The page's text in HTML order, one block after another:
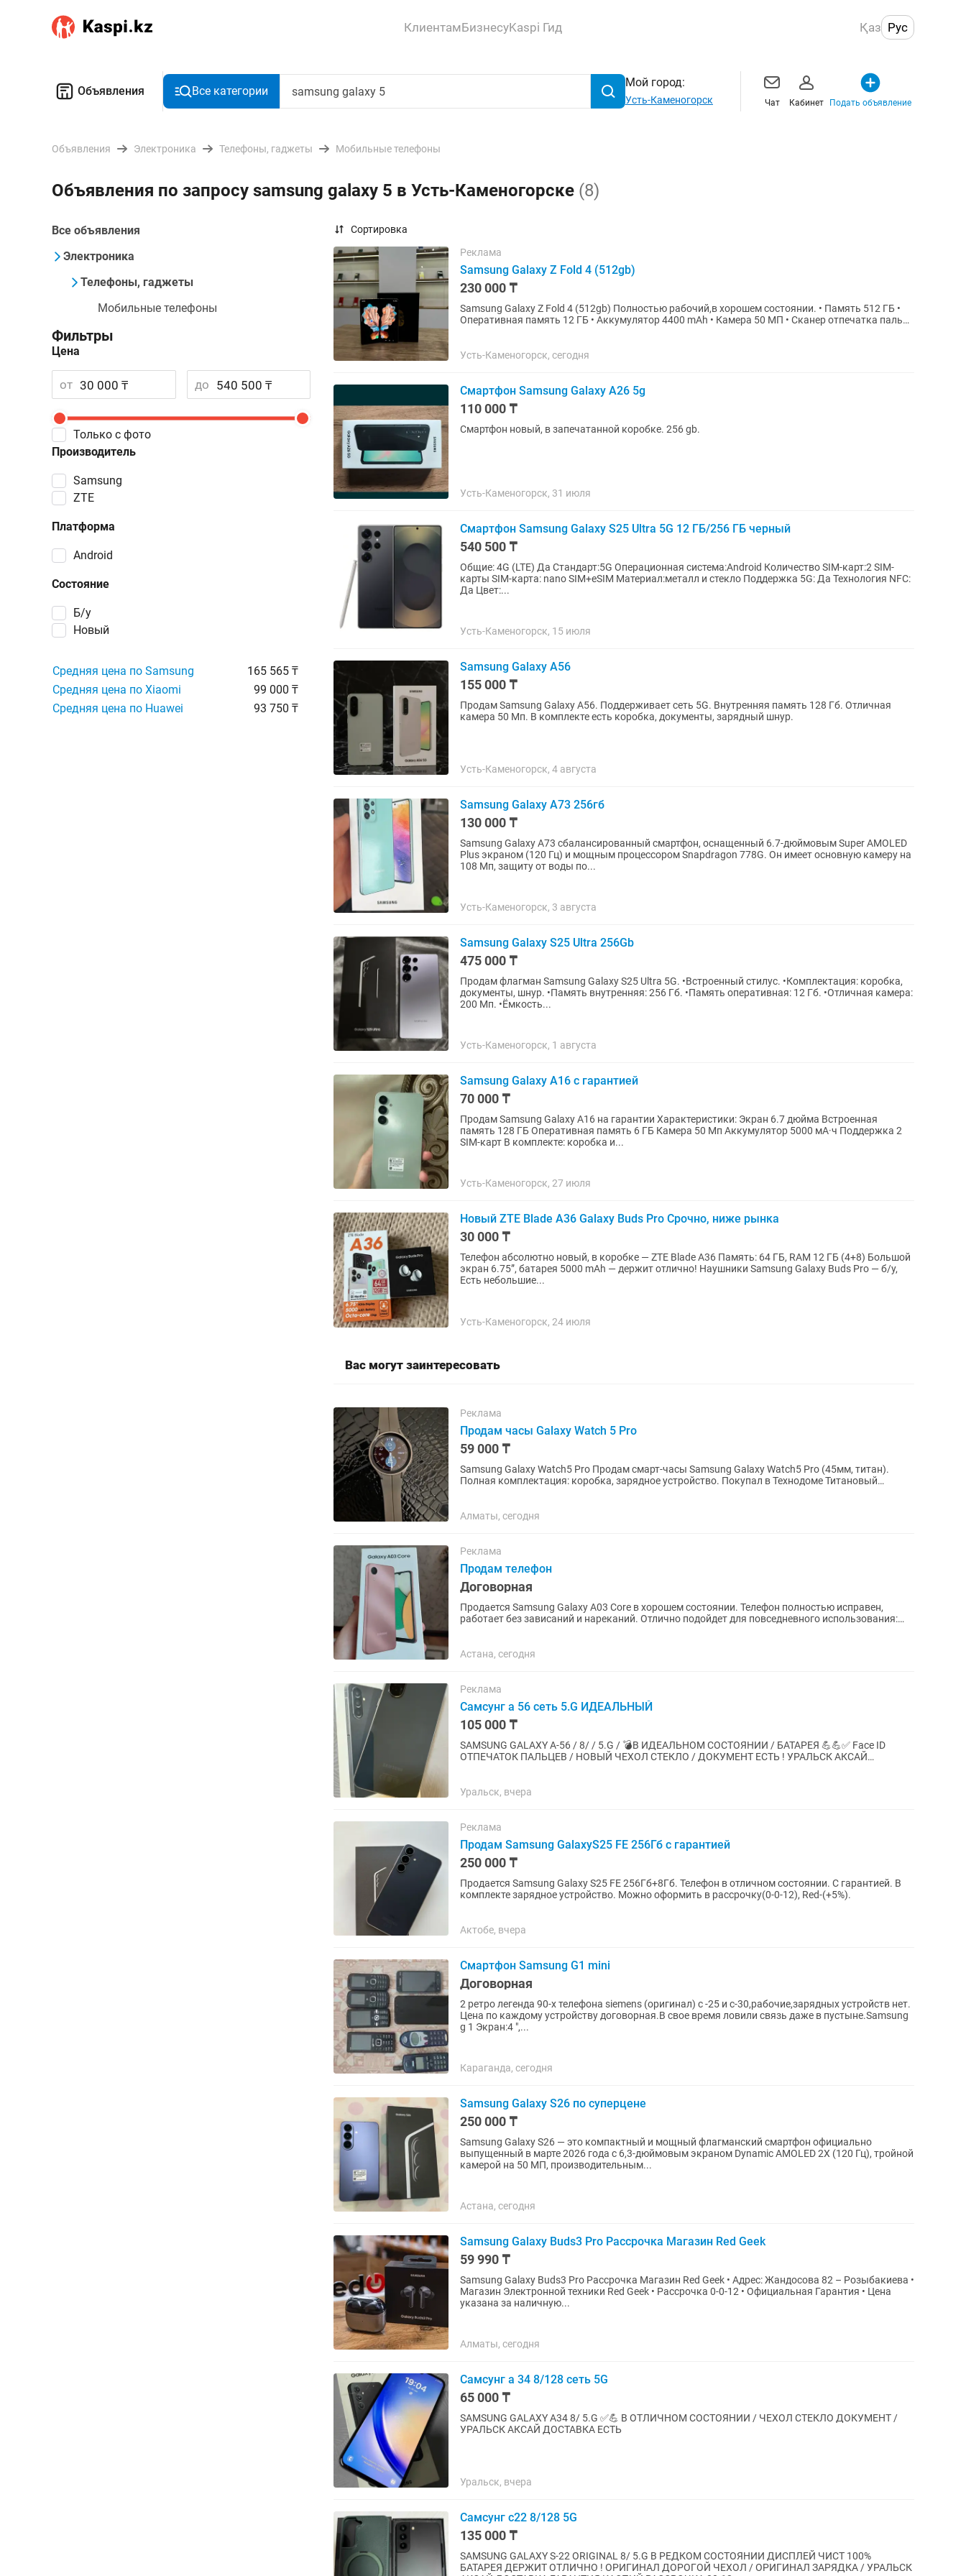
КлиентамБизнесуKaspi Гид Қаз Рус
Объявления Все категории
Мой город:
Усть-Каменогорск Чат Кабинет Подать объявление
Объявления Электроника Телефоны, гаджеты Мобильные телефоны
Объявления по запросу samsung galaxy 5 в Усть-Каменогорске (8)
Все объявления
Электроника
Телефоны, гаджеты
Мобильные телефоны
Фильтры
Цена
от до
Производитель
Samsung
ZTE
Платформа
Android
Состояние
Б/у
Новый
Только с фото
Средняя цена по Samsung
165 565 ₸
Средняя цена по Xiaomi
99 000 ₸
Средняя цена по Huawei
93 750 ₸
Сортировка
Реклама
Samsung Galaxy Z Fold 4 (512gb)
230 000 ₸
Samsung Galaxy Z Fold 4 (512gb) Полностью рабочий,в хорошем состоянии. • Память 512 ГБ •
Оперативная память 12 ГБ • Аккумулятор 4400 mAh • Камера 50 МП • Сканер отпечатка пальца
Усть-Каменогорск, сегодня
Смартфон Samsung Galaxy A26 5g
110 000 ₸
Смартфон новый, в запечатанной коробке. 256 gb.
Усть-Каменогорск, 31 июля
Смартфон Samsung Galaxy S25 Ultra 5G 12 ГБ/256 ГБ черный
540 500 ₸
Общие: 4G (LTE) Да Стандарт:5G Операционная система:Android Количество SIM-карт:2 SIM-
карты SIM-карта: nano SIM+eSIM Материал:металл и стекло Поддержка 5G: Да Технология NFC:
Да Цвет:...
Усть-Каменогорск, 15 июля
Samsung Galaxy A56
155 000 ₸
Продам Samsung Galaxy A56. Поддерживает сеть 5G. Внутренняя память 128 Гб. Отличная
камера 50 Мп. В комплекте есть коробка, документы, зарядный шнур.
Усть-Каменогорск, 4 августа
Samsung Galaxy A73 256гб
130 000 ₸
Samsung Galaxy A73 сбалансированный смартфон, оснащенный 6.7-дюймовым Super AMOLED
Plus экраном (120 Гц) и мощным процессором Snapdragon 778G. Он имеет основную камеру на
108 Мп, защиту от воды по...
Усть-Каменогорск, 3 августа
Samsung Galaxy S25 Ultra 256Gb
475 000 ₸
Продам флагман Samsung Galaxy S25 Ultra 5G. •Встроенный стилус. •Комплектация: коробка,
документы, шнур. •Память внутренняя: 256 Гб. •Память оперативная: 12 Гб. •Отличная камера:
200 Мп. •Ёмкость...
Усть-Каменогорск, 1 августа
Samsung Galaxy A16 с гарантией
70 000 ₸
Продам Samsung Galaxy A16 на гарантии Характеристики: Экран 6.7 дюйма Встроенная
память 128 ГБ Оперативная память 6 ГБ Камера 50 Мп Аккумулятор 5000 мА·ч Поддержка 2
SIM-карт В комплекте: коробка и...
Усть-Каменогорск, 27 июля
Новый ZTE Blade A36 Galaxy Buds Pro Срочно, ниже рынка
30 000 ₸
Телефон абсолютно новый, в коробке — ZTE Blade A36 Память: 64 ГБ, RAM 12 ГБ (4+8) Большой
экран 6.75”, батарея 5000 mAh — держит отлично! Наушники Samsung Galaxy Buds Pro — б/у,
Есть небольшие...
Усть-Каменогорск, 24 июля
Вас могут заинтересовать
Реклама
Продам часы Galaxy Watch 5 Pro
59 000 ₸
Samsung Galaxy Watch5 Pro Продам смарт-часы Samsung Galaxy Watch5 Pro (45мм, титан).
Полная комплектация: коробка, зарядное устройство. Покупал в Технодоме Титановый
Алматы, сегодня
Реклама
Продам телефон
Договорная
Продается Samsung Galaxy A03 Core в хорошем состоянии. Телефон полностью исправен,
работает без зависаний и нареканий. Отлично подойдет для повседневного использования:
Астана, сегодня
Реклама
Самсунг а 56 сеть 5.G ИДЕАЛЬНЫЙ
105 000 ₸
SAMSUNG GALAXY A-56 / 8/ / 5.G / 💣В ИДЕАЛЬНОМ СОСТОЯНИИ / БАТАРЕЯ 💪💪✅ Face ID
ОТПЕЧАТОК ПАЛЬЦЕВ / НОВЫЙ ЧЕХОЛ СТЕКЛО / ДОКУМЕНТ ЕСТЬ ! УРАЛЬСК АКСАЙ
Уральск, вчера
Реклама
Продам Samsung GalaxyS25 FE 256Гб с гарантией
250 000 ₸
Продается Samsung Galaxy S25 FE 256Гб+8Гб. Телефон в отличном состоянии. С гарантией. В
комплекте зарядное устройство. Можно оформить в рассрочку(0-0-12), Red-(+5%).
Актобе, вчера
Смартфон Samsung G1 mini
Договорная
2 ретро легенда 90-х телефона siemens (оригинал) c -25 и c-30,рабочие,зарядных устройств нет.
Цена по каждому устройству договорная.В свое время ловили связь даже в пустыне.Samsung
g 1 Экран:4 ",...
Караганда, сегодня
Samsung Galaxy S26 по суперцене
250 000 ₸
Samsung Galaxy S26 — это компактный и мощный флагманский смартфон официально
выпущенный в марте 2026 года с 6,3-дюймовым экраном Dynamic AMOLED 2X (120 Гц), тройной
камерой на 50 МП, производительным...
Астана, сегодня
Samsung Galaxy Buds3 Pro Рассрочка Магазин Red Geek
59 990 ₸
Samsung Galaxy Buds3 Pro Рассрочка Магазин Red Geek • Адрес: Жандосова 82 – Розыбакиева •
Магазин Электронной техники Red Geek • Рассрочка 0-0-12 • Официальная Гарантия • Цена
указана за наличную...
Алматы, сегодня
Самсунг а 34 8/128 сеть 5G
65 000 ₸
SAMSUNG GALAXY A34 8/ 5.G ✅💪 В ОТЛИЧНОМ СОСТОЯНИИ / ЧЕХОЛ СТЕКЛО ДОКУМЕНТ /
УРАЛЬСК АКСАЙ ДОСТАВКА ЕСТЬ
Уральск, вчера
Самсунг с22 8/128 5G
135 000 ₸
SAMSUNG GALAXY S-22 ORIGINAL 8/ 5.G В РЕДКОМ СОСТОЯНИИ ДИСПЛЕЙ ЧИСТ 100%
БАТАРЕЯ ДЕРЖИТ ОТЛИЧНО ! ОРИГИНАЛ ДОРОГОЙ ЧЕХОЛ / ОРИГИНАЛ ЗАРЯДКА / УРАЛЬСК